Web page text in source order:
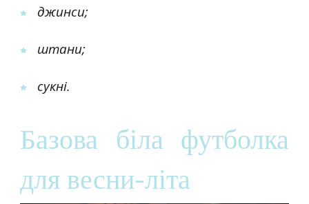
джинси;
штани;
сукні.
Базова біла футболка
для весни-літа